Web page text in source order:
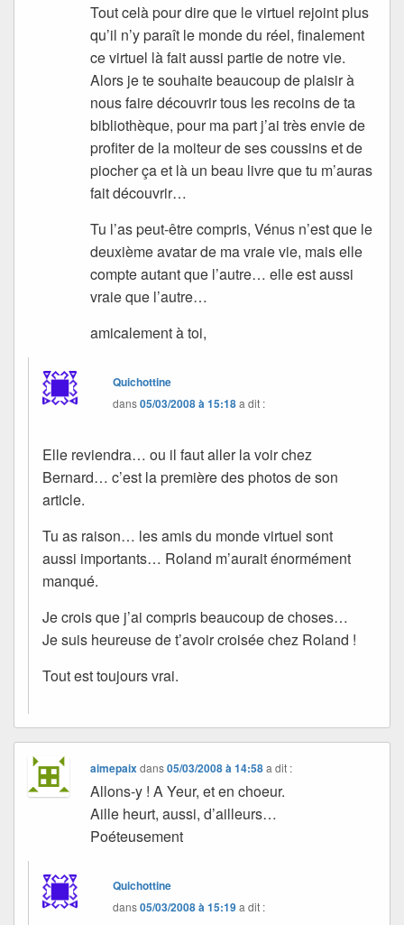
Tout celà pour dire que le virtuel rejoint plus
qu’il n’y paraît le monde du réel, finalement
ce virtuel là fait aussi partie de notre vie.
Alors je te souhaite beaucoup de plaisir à
nous faire découvrir tous les recoins de ta
bibliothèque, pour ma part j’ai très envie de
profiter de la moiteur de ses coussins et de
piocher ça et là un beau livre que tu m’auras
fait découvrir…
Tu l’as peut-être compris, Vénus n’est que le
deuxième avatar de ma vraie vie, mais elle
compte autant que l’autre… elle est aussi
vraie que l’autre…
amicalement à toi,
Quichottine
dans05/03/2008 à 15:18a dit :
Elle reviendra… ou il faut aller la voir chez
Bernard… c’est la première des photos de son
article.
Tu as raison… les amis du monde virtuel sont
aussi importants… Roland m’aurait énormément
manqué.
Je crois que j’ai compris beaucoup de choses…
Je suis heureuse de t’avoir croisée chez Roland !
Tout est toujours vrai.
aimepaixdans05/03/2008 à 14:58 a dit :
Allons-y ! A Yeur, et en choeur.
Aille heurt, aussi, d’ailleurs…
Poéteusement
Quichottine
dans05/03/2008 à 15:19a dit :